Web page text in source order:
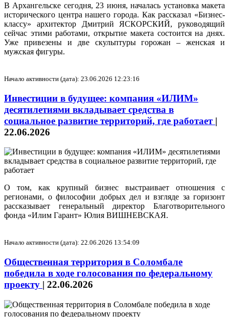
В Архангельске сегодня, 23 июня, началась установка макета
исторического центра нашего города. Как рассказал «Бизнес-
классу» архитектор Дмитрий ЯСКОРСКИЙ, руководящий
сейчас этими работами, открытие макета состоится на днях.
Уже привезены и две скульптуры горожан – женская и
мужская фигуры.
Начало активности (дата): 23.06.2026 12:23:16
Инвестиции в будущее: компания «ИЛИМ»
десятилетиями вкладывает средства в
социальное развитие территорий, где работает |
22.06.2026
О том, как крупный бизнес выстраивает отношения с
регионами, о философии добрых дел и взгляде за горизонт
рассказывает генеральный директор Благотворительного
фонда «Илим Гарант» Юлия ВИШНЕВСКАЯ.
Начало активности (дата): 22.06.2026 13:54:09
Общественная территория в Соломбале
победила в ходе голосования по федеральному
проекту | 22.06.2026